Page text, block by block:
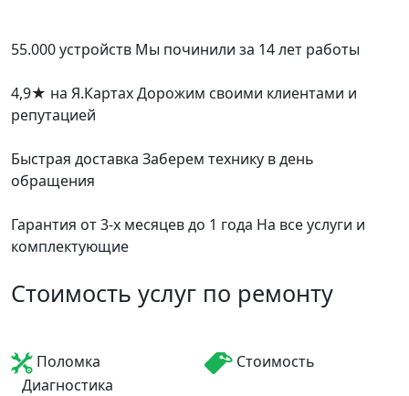
55.000 устройств Мы починили за 14 лет работы
4,9★ на Я.КартахДорожим своими клиентами и
репутацией
Быстрая доставка Заберем технику в день
обращения
Гарантия от 3-х месяцев до 1 года На все услуги и
комплектующие
Стоимость услуг по ремонту
Поломка
Стоимость
Диагностика